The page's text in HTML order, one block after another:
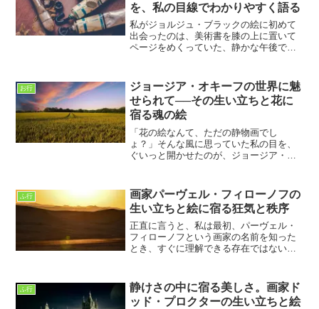
を、私の目線でわかりやすく語る
私がジョルジュ・ブラックの絵に初めて
出会ったのは、美術書を膝の上に置いて
ページをめくっていた、静かな午後でし
向き合う時間は増えました。ブラックの
絵は、最初は正直言って難...
お行
ジョージア・オキーフの世界に魅
せられて──その生い立ちと花に
宿る魂の絵
「花の絵なんて、ただの静物画でし
ょ？」そんな風に思っていた私の目を、
ぐいっと開かせたのが、ジョージア・オ
あまりにも大きな赤い花の絵。その絵
は、ただの植物ではなく、まるで...
ふ行
画家パーヴェル・フィローノフの
生い立ちと絵に宿る狂気と秩序
正直に言うと、私は最初、パーヴェル・
フィローノフという画家の名前を知った
とき、すぐに理解できる存在ではないと
されているような気がしたからです。私
は車椅子ユーザーとして日...
ふ行
静けさの中に宿る美しさ。画家ド
ッド・プロクターの生い立ちと絵